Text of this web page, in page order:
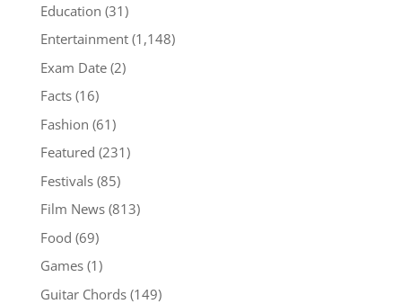
Education (31)
Entertainment(1,148)
Exam Date(2)
Facts(16)
Fashion (61)
Featured (231)
Festivals(85)
Film News(813)
Food (69)
Games(1)
Guitar Chords(149)